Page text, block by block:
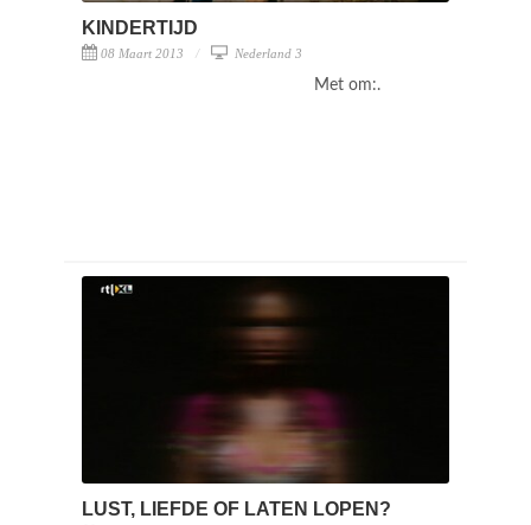
KINDERTIJD
08 Maart 2013 Nederland 3
Met om:.
LUST, LIEFDE OF LATEN LOPEN?